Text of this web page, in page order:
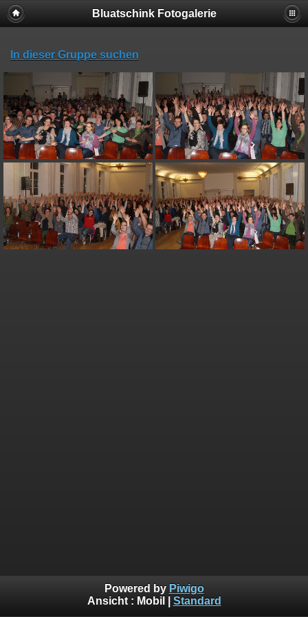
Bluatschink Fotogalerie
In dieser Gruppe suchen
Powered by Piwigo
Ansicht : Mobil Standard